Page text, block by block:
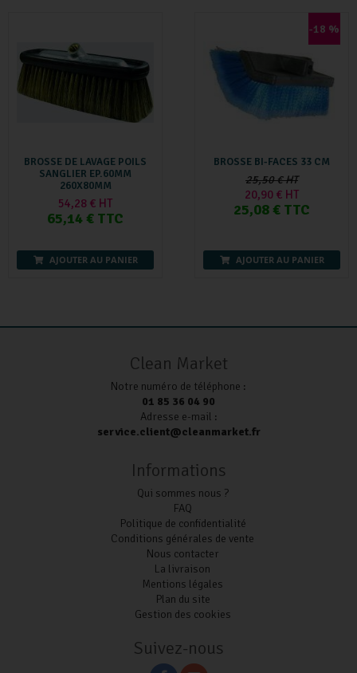
BROSSE DE LAVAGE POILS
SANGLIER EP.60MM
260X80MM
54,28 € HT
65,14 € TTC
AJOUTER AU PANIER
-18 %
BROSSE BI-FACES 33 CM
25,50 € HT
20,90 € HT
25,08 € TTC
AJOUTER AU PANIER
Clean Market
Notre numéro de téléphone :
01 85 36 04 90
Adresse e-mail :
service.client@cleanmarket.fr
Informations
Qui sommes nous ?
FAQ
Politique de confidentialité
Conditions générales de vente
Nous contacter
La livraison
Mentions légales
Plan du site
Gestion des cookies
Suivez-nous